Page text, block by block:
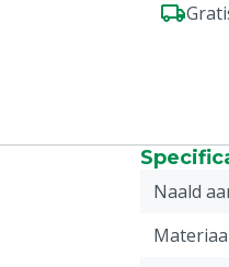
Naald